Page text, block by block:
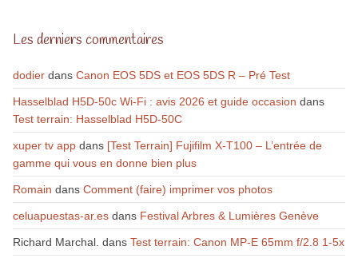
Les derniers commentaires
dodierdans Canon EOS 5DS et EOS 5DS R – Pré Test
Hasselblad H5D-50c Wi-Fi : avis 2026 et guide occasion dans
Test terrain: Hasselblad H5D-50C
xuper tv appdans [Test Terrain] Fujifilm X-T100 – L’entrée de
gamme qui vous en donne bien plus
Romain dans Comment (faire) imprimer vos photos
celuapuestas-ar.esdans Festival Arbres & Lumières Genève
Richard Marchal. dans Test terrain: Canon MP-E 65mm f/2.8 1-5x